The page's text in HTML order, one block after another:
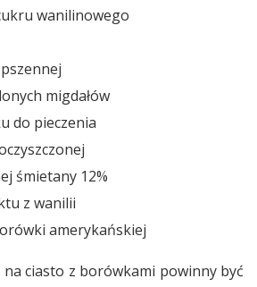
wanilinowego
migdałów
do pieczenia
śmietany 12%
z wanilii
amerykańskiej
na ciasto z borówkami powinny być